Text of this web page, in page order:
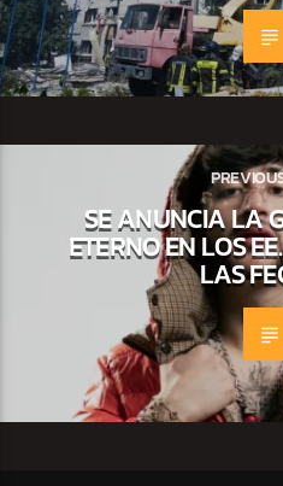
SE ANUNCIA LA
ETERNO EN LOS
LAS